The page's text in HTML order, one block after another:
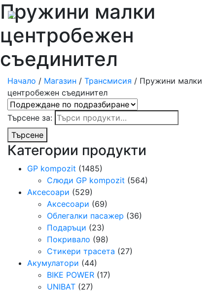
Пружини малки
центробежен
съединител
Начало / Магазин / Трансмисия / Пружини малки
центробежен съединител
Търсене за:
Търсене
Категории продукти
GP kompozit (1485)
Слюди GP kompozit (564)
Аксесоари (529)
Аксесоари (69)
Облегалки пасажер (36)
Подаръци (23)
Покривало (98)
Стикери трасета (27)
Акумулатори (44)
BIKE POWER (17)
UNIBAT (27)